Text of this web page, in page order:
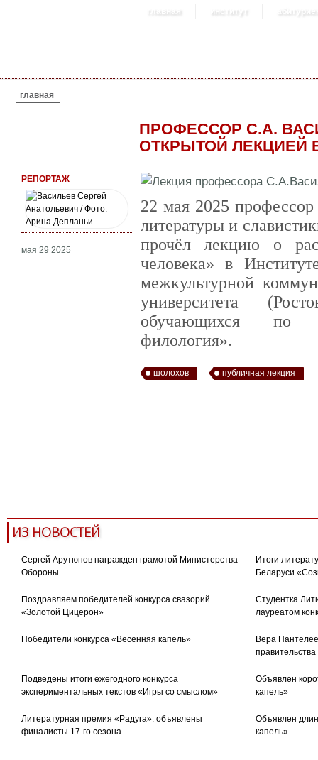
главная институт
ВЫ ЗДЕСЬ
главная
ПРОФЕССОР С.А.
ОТКРЫТОЙ ЛЕКЦИЕЙ
РЕПОРТАЖ
мая 29 2025
22 мая 2025
литературы и
прочёл лекцию о
человека» в
межкультурной
университета
обучающихся по
филология».
шолохов публичная лекция
ИЗ НОВОСТЕЙ
Сергей Арутюнов награжден грамотой Министерства
Обороны
Итоги
Беларуси
Поздравляем победителей конкурса свазорий
«Золотой Цицерон»
Студентка
лауреатом
Победители конкурса «Весенняя капель»
Вера
Подведены итоги ежегодного конкурса
экспериментальных текстов «Игры со смыслом»
Объявлен
капель»
Литературная премия «Радуга»: объявлены
финалисты 17-го сезона
Объявлен
капель»